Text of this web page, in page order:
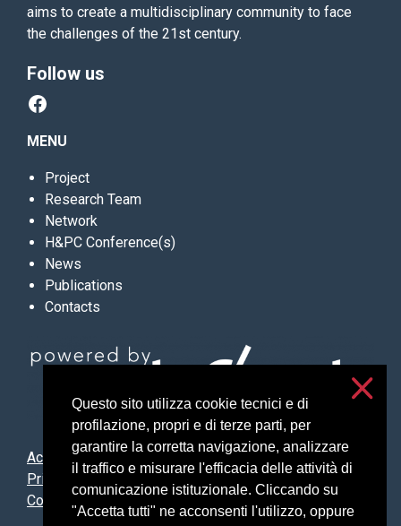
Questo sito utilizza cookie tecnici e di
profilazione, propri e di terze parti, per
garantire la corretta navigazione, analizzare
il traffico e misurare l'efficacia delle attività di
comunicazione istituzionale. Cliccando su
"Accetta tutti" ne acconsenti l'utilizzo, oppure
aims to create a multidisciplinary community to face
the challenges of the 21st century.
Follow us
Facebook
MENU
Project
Research Team
Network
H&PC Conference(s)
News
Publications
Contacts
Accessibilità
Privacy and cookies
Cookie settings